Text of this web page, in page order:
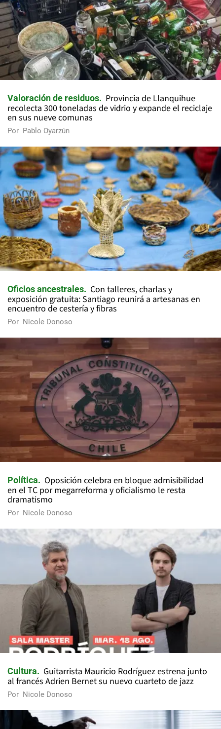
Valoración de residuos
Provincia de Llanquihue
recolecta 300 toneladas de vidrio y expande el reciclaje
en sus nueve comunas
Por Pablo Oyarzún
Oficios ancestrales
Con talleres, charlas y
exposición gratuita: Santiago reunirá a artesanas en
encuentro de cestería y fibras
Por Nicole Donoso
Política
Oposición celebra en bloque admisibilidad
en el TC por megarreforma y oficialismo le resta
dramatismo
Por Nicole Donoso
Cultura
Guitarrista Mauricio Rodríguez estrena junto
al francés Adrien Bernet su nuevo cuarteto de jazz
Por Nicole Donoso